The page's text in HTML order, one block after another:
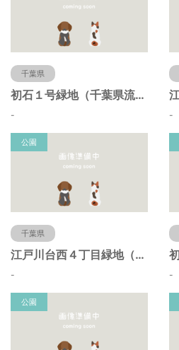
千葉県
初石１号緑地（千葉県流山市）
- -
公園
千葉県
江戸川台西４丁目緑地（千葉県流山市）
- -
公園